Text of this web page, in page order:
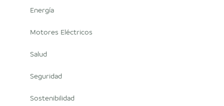
Energía
Motores Eléctricos
Salud
Seguridad
Sostenibilidad